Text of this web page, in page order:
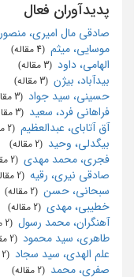
پدیدآوران فعال
صادقی مال امیری، منصور
موسایی، میثم
الهامی، داود
بیدآباد، بیژن
حسینی، سید جواد
فراهانی فرد، سعید
آق آتابای، عبدالعظیم
بیگدلی، وحید
فجری، محمد مهدی
صادقی نیری، رقیه
سبحانی، حسن
خطیبی، مهدی
آهنگران، محمد رسول
طاهری، سید محمود
علم الهدی، سید سجاد
صفری، محمد